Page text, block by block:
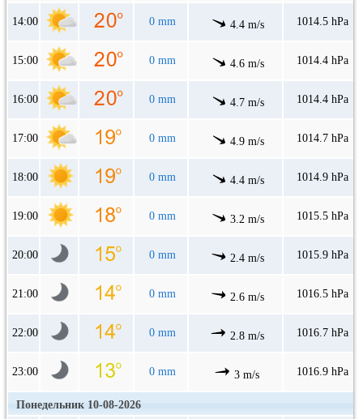
14:00 0 mm 4.4 m/s 1014.5 hPa
15:00 0 mm 4.6 m/s 1014.4 hPa
16:00 0 mm 4.7 m/s 1014.4 hPa
17:00 0 mm 4.9 m/s 1014.7 hPa
18:00 0 mm 4.4 m/s 1014.9 hPa
19:00 0 mm 3.2 m/s 1015.5 hPa
20:00 0 mm 2.4 m/s 1015.9 hPa
21:00 0 mm 2.6 m/s 1016.5 hPa
22:00 0 mm 2.8 m/s 1016.7 hPa
23:00 0 mm 3 m/s 1016.9 hPa
Понедельник 10-08-2026